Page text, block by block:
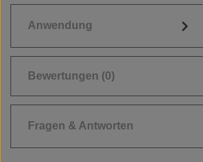
Anwendung
Bewertungen (0)
Fragen & Antworten